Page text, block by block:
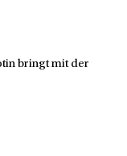
bringt mit der